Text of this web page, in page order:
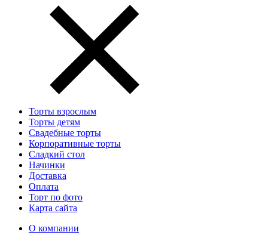
Торты взрослым
Торты детям
Свадебные торты
Корпоративные торты
Сладкий стол
Начинки
Доставка
Оплата
Торт по фото
Карта сайта
О компании